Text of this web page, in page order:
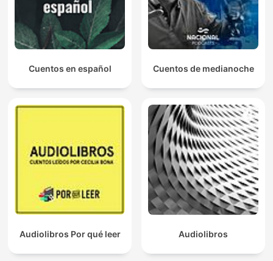
Cuentos en español Cuentos de medianoche
Audiolibros Por qué leer Audiolibros